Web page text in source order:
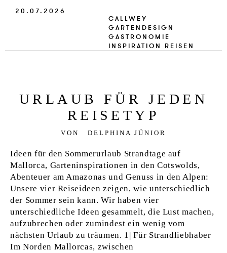
SHOP
20.07.2026
CALLWEY
GARTENDESIGN
GASTRONOMIE
INSPIRATION
REISEN
UR­LAUB FÜR JE­DEN
REISE­TYP
VON DELPHINA JÚNIOR
Ideen für den Sommerurlaub Strandtage auf
Mallorca, Garteninspirationen in den Cotswolds,
Abenteuer am Amazonas und Genuss in den Alpen:
Unsere vier Reiseideen zeigen, wie unterschiedlich
der Sommer sein kann. Wir haben vier
unterschiedliche Ideen gesammelt, die Lust machen,
aufzubrechen oder zumindest ein wenig vom
nächsten Urlaub zu träumen. 1| Für Strandliebhaber
Im Norden Mallorcas, zwischen